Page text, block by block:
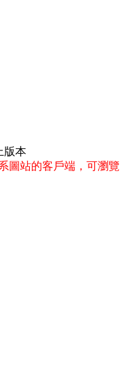
版本
圖站的客戶端，可瀏覽